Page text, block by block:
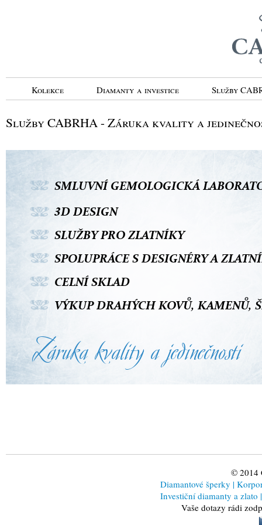
Kolekce Diamanty a investice Služby
Služby CABRHA - Záruka kvality a
© 2014
Diamantové šperky |
Investiční diamanty a zlato |
Vaše dotazy rádi